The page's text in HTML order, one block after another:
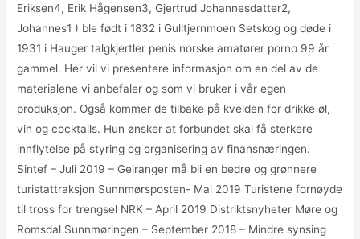
Eriksen4, Erik Hågensen3, Gjertrud Johannesdatter2,
Johannes1 ) ble født i 1832 i Gulltjernmoen Setskog og døde i
1931 i Hauger talgkjertler penis norske amatører porno 99 år
gammel. Her vil vi presentere informasjon om en del av de
materialene vi anbefaler og som vi bruker i vår egen
produksjon. Også kommer de tilbake på kvelden for drikke øl,
vin og cocktails. Hun ønsker at forbundet skal få sterkere
innflytelse på styring og organisering av finansnæringen.
Sintef – Juli 2019 – Geiranger må bli en bedre og grønnere
turistattraksjon Sunnmørsposten- Mai 2019 Turistene fornøyde
til tross for trengsel NRK – April 2019 Distriktsnyheter Møre og
Romsdal Sunnmøringen – September 2018 – Mindre synsing